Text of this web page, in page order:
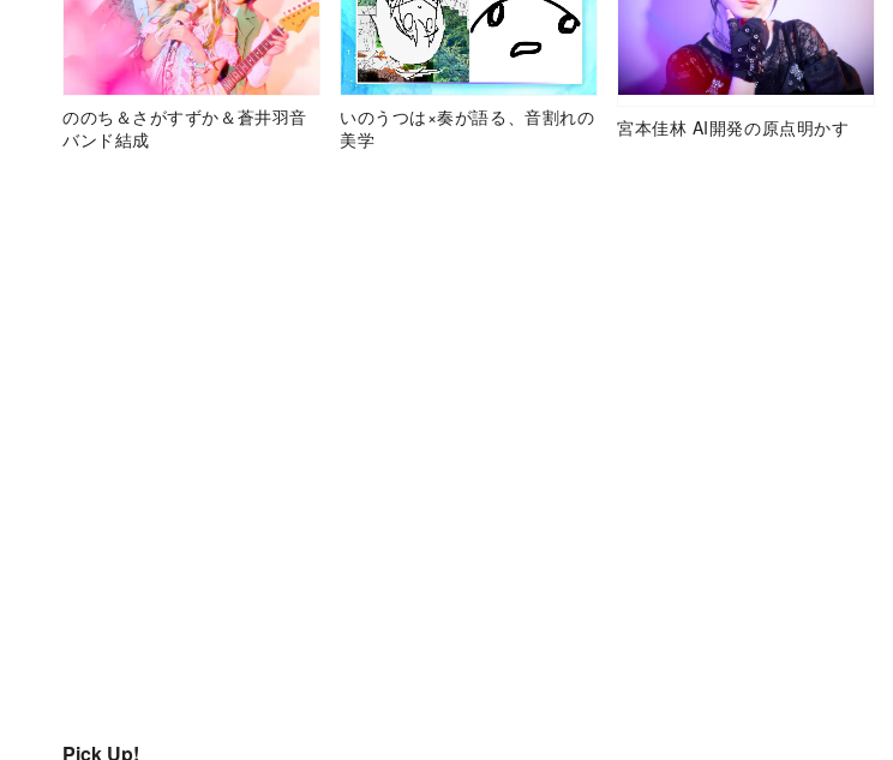
ののち＆さがすずか＆蒼井羽音
バンド結成
いのうつは×奏が語る、音割れの
美学
宮本佳林 AI開発の原点明かす
Pick Up!